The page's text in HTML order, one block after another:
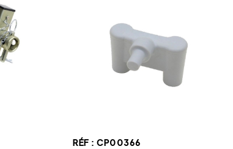
RÉF : CP00366